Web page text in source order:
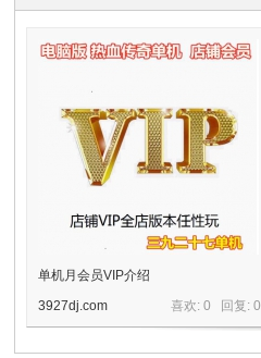
单机月会员VIP介绍
喜欢: 0 回复:0
3927dj.com